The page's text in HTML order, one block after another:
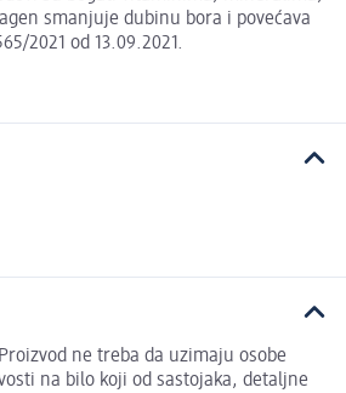
smanjuje dubinu bora i povećava
2021 od 13.09.2021.
ne treba da uzimaju osobe
na bilo koji od sastojaka, detaljne